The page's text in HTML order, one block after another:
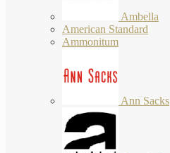
Ambella
American Standard
Ammonitum
Ann Sacks